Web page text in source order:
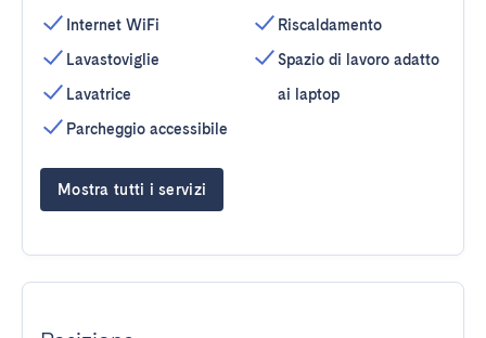
Internet WiFi
Lavastoviglie
Lavatrice
Parcheggio accessibile
Riscaldamento
Spazio di lavoro adatto
ai laptop
Mostra tutti i servizi